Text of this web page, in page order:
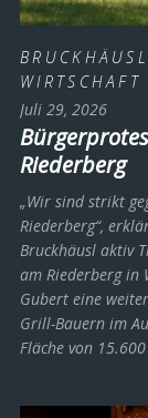
BRUCKHÄUSL
WIRTSCHAFT
Juli 29, 2026
Riederberg
„Wir sind strikt
Riederberg“,
Bruckhäusl aktiv
am Riederberg in
Gubert eine
Grill-Bauern im
Fläche von